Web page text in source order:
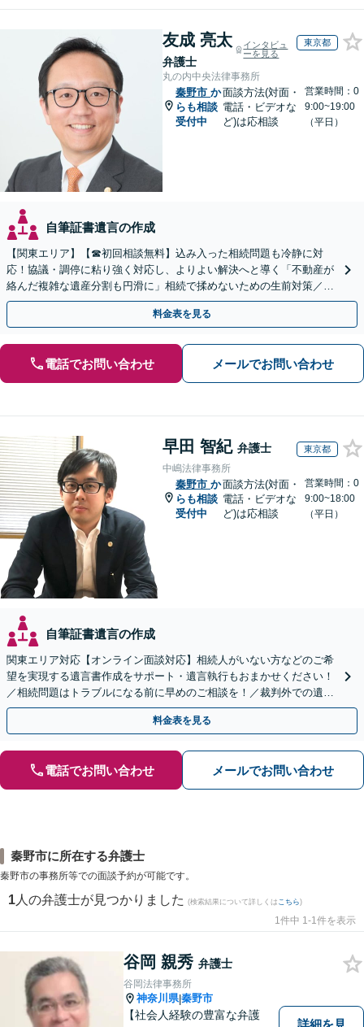
友成 亮太
弁護士
インタビュ
ーを見る
東京都
丸の内中央法律事務所
秦野市 か
らも相談
受付中
面談方法(対面・
電話・ビデオな
ど)は応相談
営業時間：0
9:00~19:00
（平日）
自筆証書遺言の作成
【関東エリア】【☎︎初回相談無料】込み入った相続問題も冷静に対
応！協議・調停に粘り強く対応し、よりよい解決へと導く「不動産が
絡んだ複雑な遺産分割も円滑に」相続で揉めないための生前対策／遺
言書の作成から執行【夜間相談可】【有楽町駅1分】
料金表を見る
電話でお問い合わせ メールでお問い合わせ
早田 智紀 弁護士 東京都
中嶋法律事務所
秦野市 か
らも相談
受付中
面談方法(対面・
電話・ビデオな
ど)は応相談
営業時間：0
9:00~18:00
（平日）
自筆証書遺言の作成
関東エリア対応【オンライン面談対応】相続人がいない方などのご希
望を実現する遺言書作成をサポート・遺言執行もおまかせください！
／相続問題はトラブルになる前に早めのご相談を！／裁判外での遺産
分割協議の経験多数【完全個室】
料金表を見る
電話でお問い合わせ メールでお問い合わせ
秦野市に所在する弁護士
秦野市の事務所等での面談予約が可能です。
1 人の弁護士が見つかりました (検索結果について詳しくは こちら)
1件中 1-1件を表示
谷岡 親秀 弁護士
谷岡法律事務所
神奈川県|秦野市
【社会人経験の豊富な弁護
詳細を見